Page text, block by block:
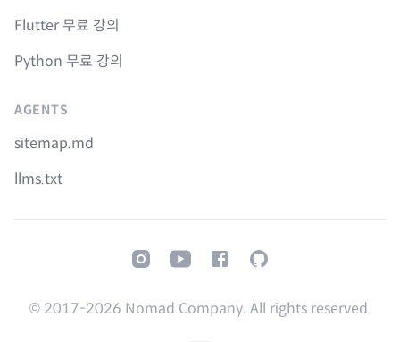
Flutter 무료 강의
Python 무료 강의
AGENTS
sitemap.md
llms.txt
InstagramYoutubeFacebookGitHub
© 2017-2026 Nomad Company. All rights reserved.